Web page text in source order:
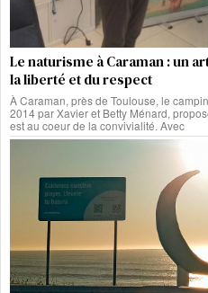
Le naturisme à Caraman : un
la liberté et du respect
À Caraman, près de Toulouse, le
2014 par Xavier et Betty Ménard,
est au coeur de la convivialité. Avec